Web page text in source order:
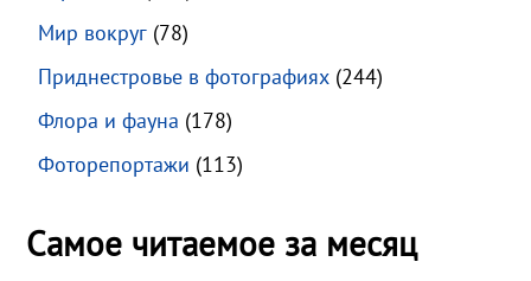
Мир вокруг (78)
Приднестровье в фотографиях (244)
Флора и фауна (178)
Фоторепортажи (113)
Самое читаемое за месяц